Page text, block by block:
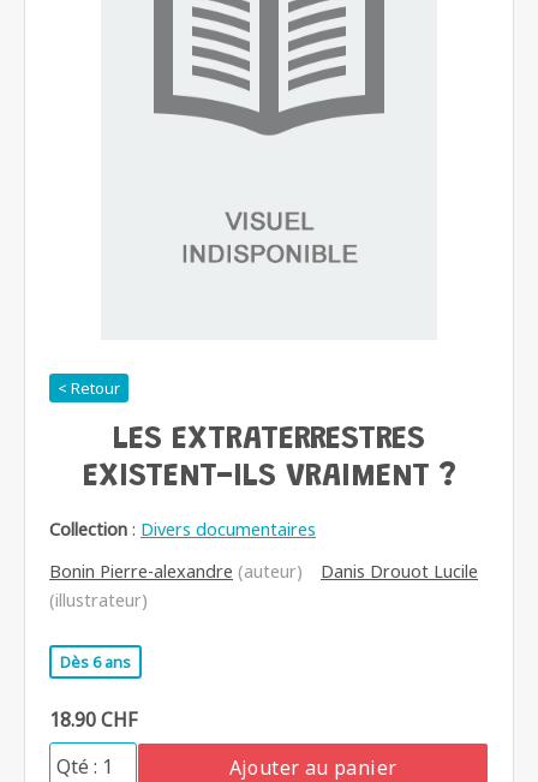
< Retour
LES EXTRATERRESTRES
EXISTENT-ILS VRAIMENT ?
Collection : Divers documentaires
Bonin Pierre-alexandre (auteur)
Danis Drouot Lucile
(illustrateur)
Dès 6 ans
18.90 CHF
Ajouter au panier